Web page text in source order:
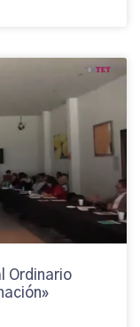
Ordinario